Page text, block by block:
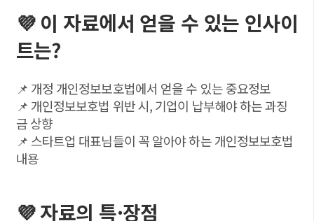
💜 이 자료에서 얻을 수 있는 인사이
트는?
📌 개정 개인정보보호법에서 얻을 수 있는 중요정보
📌 개인정보보호법 위반 시, 기업이 납부해야 하는 과징
금 상향
📌 스타트업 대표님들이 꼭 알아야 하는 개인정보보호법
내용
💜 자료의 특·장점